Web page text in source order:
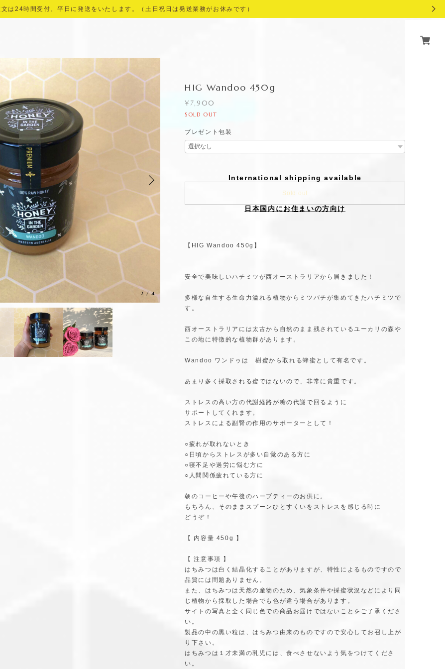
文は24時間受付。平日に発送をいたします。（土日祝日は発送業務がお休みです）
3 /4
HIG Wandoo 450g
¥7,900
SOLD OUT
プレゼント包装
International shipping available
Sold out
日本国内にお住まいの方向け
【HIG Wandoo 450g】
安全で美味しいハチミツが西オーストラリアから届きました！
多様な自生する生命力溢れる植物からミツバチが集めてきたハチミツで
す。
西オーストラリアには太古から自然のまま残されているユーカリの森や
この地に特徴的な植物群があります。
Wandoo ワンドゥは 樹蜜から取れる蜂蜜として有名です。
あまり多く採取される蜜ではないので、非常に貴重です。
ストレスの高い方の代謝経路が糖の代謝で回るように
サポートしてくれます。
ストレスによる副腎の作用のサポーターとして！
○疲れが取れないとき
○日頃からストレスが多い自覚のある方に
○寝不足や過労に悩む方に
○人間関係疲れている方に
朝のコーヒーや午後のハーブティーのお供に。
もちろん、そのままスプーンひとすくいをストレスを感じる時に
どうぞ！
【 内容量 450g 】
【 注意事項 】
はちみつは白く結晶化することがありますが、特性によるものですので
品質には問題ありません。
また、はちみつは天然の産物のため、気象条件や採蜜状況などにより同
じ植物から採取した場合でも色が違う場合があります。
サイトの写真と全く同じ色での商品お届けではないことをご了承くださ
い。
製品の中の黒い粒は、はちみつ由来のものですので安心してお召し上が
り下さい。
はちみつは１才未満の乳児には、食べさせないよう気をつけてくださ
い。